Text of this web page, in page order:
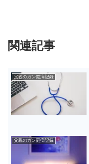
関連記事
父親のガン闘病記録
父親のガン闘病記録